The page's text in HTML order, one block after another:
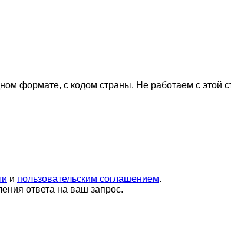
формате, с кодом страны. Не работаем с этой
и пользовательским соглашением.
ответа на ваш запрос.